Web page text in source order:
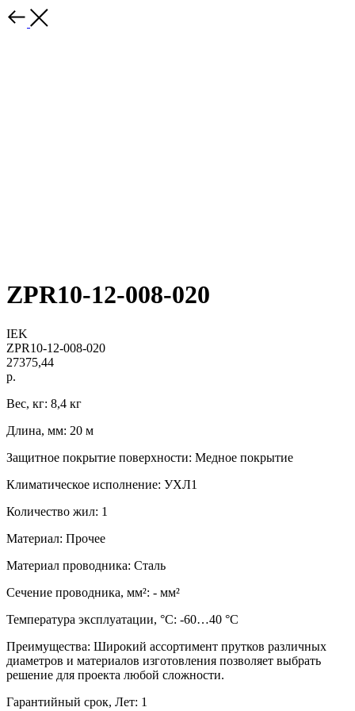
ZPR10-12-008-020
IEK
ZPR10-12-008-020
27375,44
р.
Вес, кг: 8,4 кг
Длина, мм: 20 м
Защитное покрытие поверхности: Медное покрытие
Климатическое исполнение: УХЛ1
Количество жил: 1
Материал: Прочее
Материал проводника: Сталь
Сечение проводника, мм²: - мм²
Температура эксплуатации, °C: -60…40 °C
Преимущества: Широкий ассортимент прутков различных
диаметров и материалов изготовления позволяет выбрать
решение для проекта любой сложности.
Гарантийный срок, Лет: 1